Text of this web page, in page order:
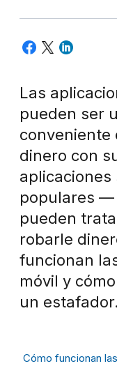
Las
pueden ser
conveniente
dinero con
aplicaciones
populares —
pueden
robarle
funcionan
móvil y
un estafador.
Cómo funcionan